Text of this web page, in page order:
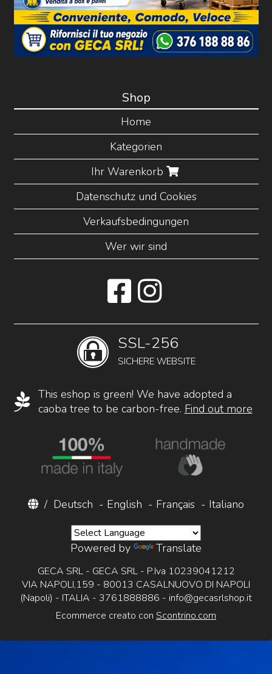
Shop
Home
Kategorien
Ihr Warenkorb
Datenschutz und Cookies
Verkaufsbedingungen
Wer wir sind
SSL-256
SICHERE WEBSITE
This eshop is green! We have adopted a
caoba tree to be carbon-free. Find out more
/ Deutsch - English - Français - Italiano
Powered by Translate
GECA SRL - GECA SRL - P.Iva 10239041212
VIA NAPOLI,159 - 80013 CASALNUOVO DI NAPOLI
(Napoli) - ITALIA - 3761888886 - info@gecasrlshop.it
Ecommerce creato con Scontrino.com